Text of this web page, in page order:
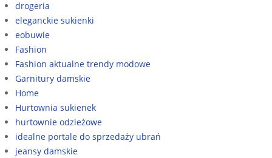
drogeria
eleganckie sukienki
eobuwie
Fashion
Fashion aktualne trendy modowe
Garnitury damskie
Home
Hurtownia sukienek
hurtownie odzieżowe
idealne portale do sprzedaży ubrań
jeansy damskie